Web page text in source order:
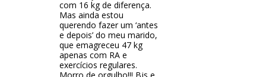
com 16 kg de diferença.
Mas ainda estou
querendo fazer um ‘antes
e depois’ do meu marido,
que emagreceu 47 kg
apenas com RA e
exercícios regulares.